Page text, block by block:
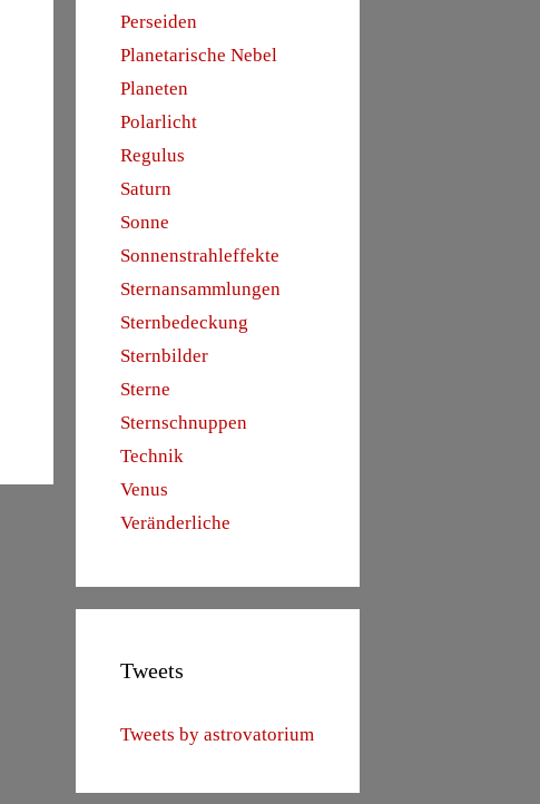
Perseiden
Planetarische Nebel
Planeten
Polarlicht
Regulus
Saturn
Sonne
Sonnenstrahleffekte
Sternansammlungen
Sternbedeckung
Sternbilder
Sterne
Sternschnuppen
Technik
Venus
Veränderliche
Tweets
Tweets by astrovatorium